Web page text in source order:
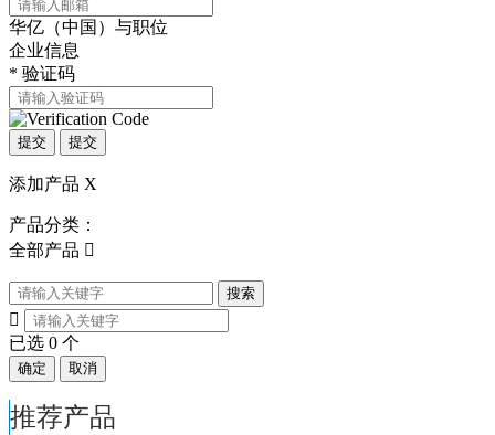
华亿（中国）与职位
企业信息
* 验证码
提交 提交
添加产品 X
产品分类：
全部产品 
搜索

已选 0 个
确定 取消
推荐产品